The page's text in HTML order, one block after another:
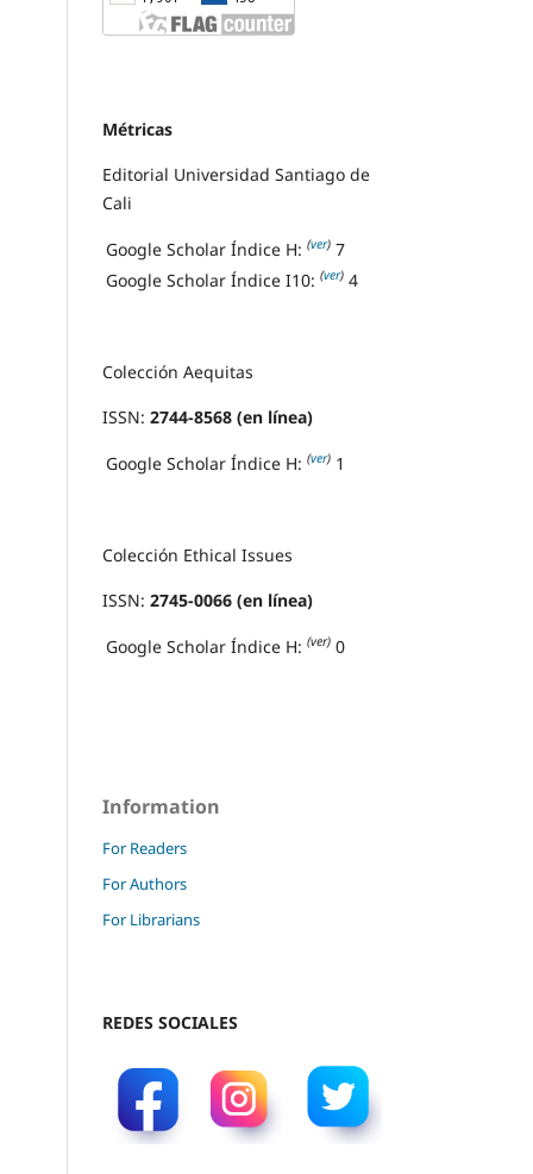
Métricas
Editorial Universidad Santiago de
Cali
Google Scholar Índice H: (ver) 7
Google Scholar Índice I10: (ver) 4
Colección Aequitas
ISSN: 2744-8568 (en línea)
Google Scholar Índice H: (ver) 1
Colección Ethical Issues
ISSN: 2745-0066 (en línea)
Google Scholar Índice H: (ver) 0
Information
For Readers
For Authors
For Librarians
REDES SOCIALES